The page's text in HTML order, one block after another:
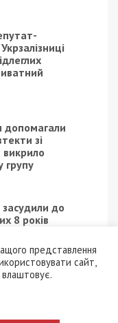
допомагали
зі
групу
засудили до
8 років
6-
у
представлення
сайт,